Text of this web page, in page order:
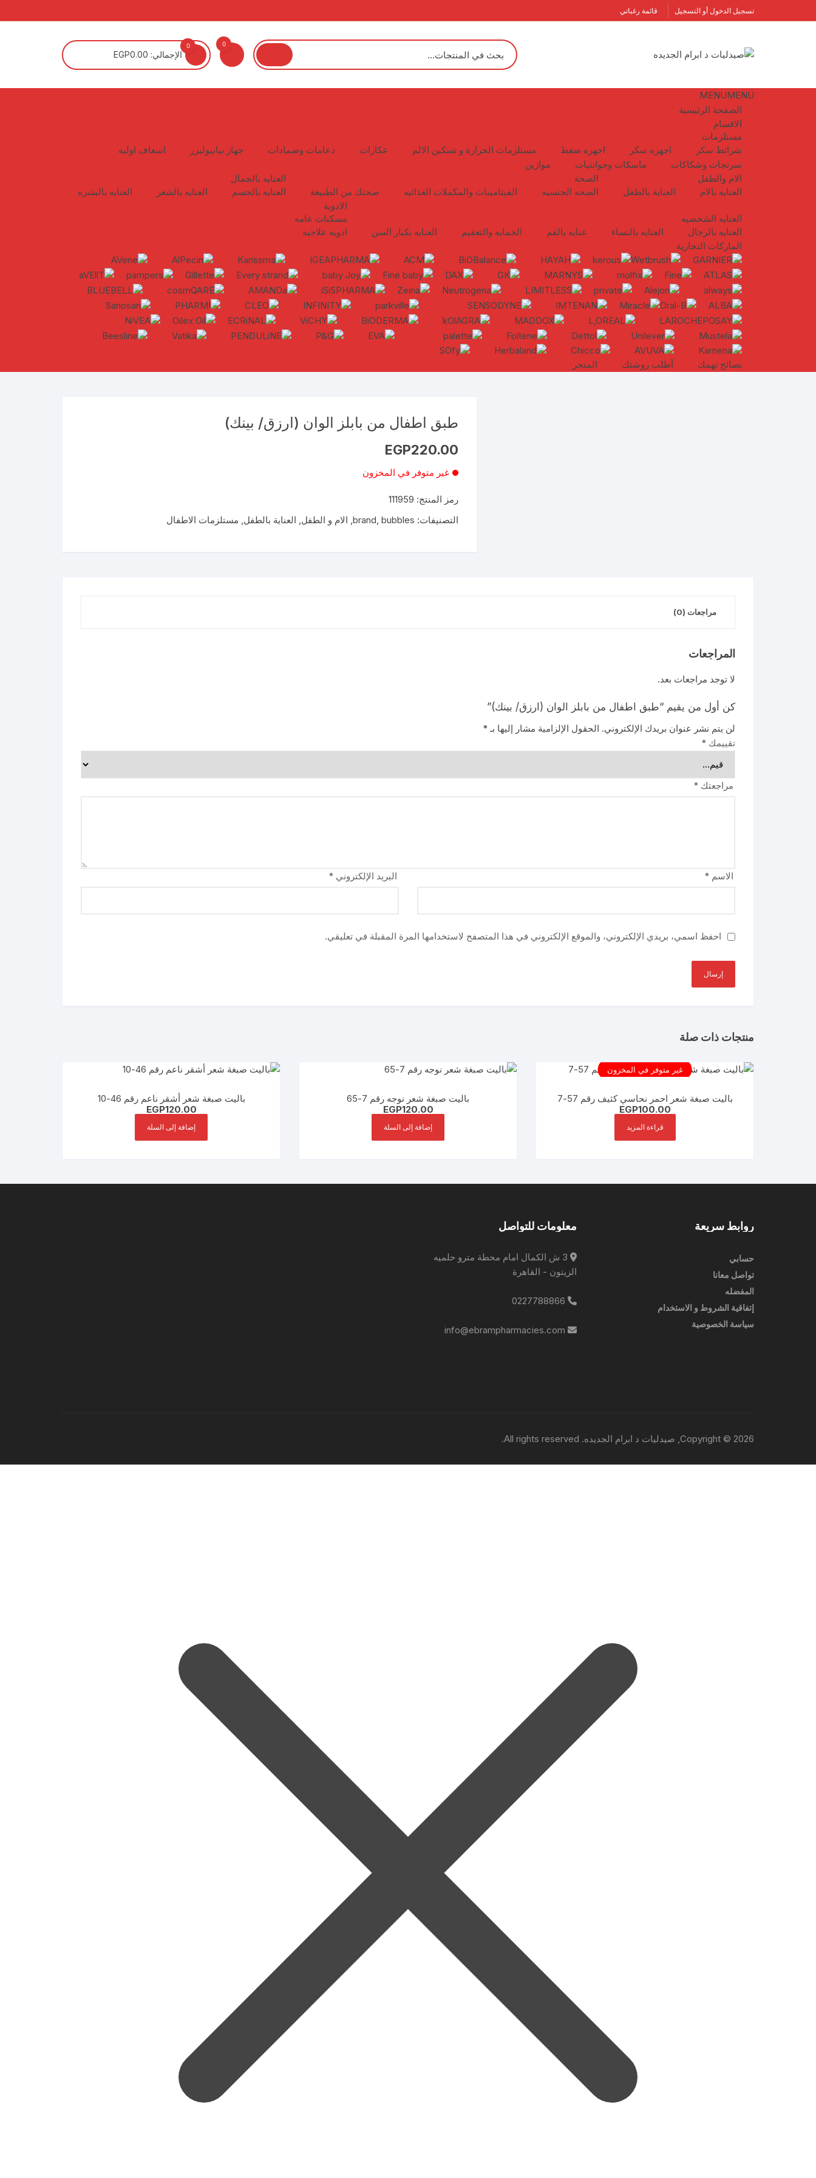
إلى
تسجيل الدخول أو التسجيل قائمة رغباتي
0
0
الإجمالي: EGP0.00
MENUMENU
الصفحة الرئيسية
الاقسام
مستلزمات
شرائط سكر
اجهزه سكر اجهزه ضغط مستلزمات الحرارة و تسكين الالم عكازات دعامات وضمادات جهاز نيابيوليزر
اسعاف اوليه
سرنجات وشكاكات
ماسكات وجوانتيات
موازين
الام والطفل
العنايه بالام
العناية بالطفل
الصحة
الصحه الجنسيه
الفيتامينات والمكملات الغذائيه صحتك من الطبيعة
العنايه بالجمال
العنايه بالجسم
العنايه بالشعر العنايه بالبشره
العنايه الشخصيه
العنايه بالرجال
العنايه بالنساء عنايه بالفم الحمايه والتعقيم العنايه بكبار السن
الادوية
مسكنات عامه
ادويه علاجيه
الماركات التجارية
نصائح تهمك أطلب روشتك المتجر
طبق اطفال من بابلز الوان (ارزق/ بينك)
EGP220.00
غير متوفر في المخزون
رمز المنتج: 111959
التصنيفات:
brand bubbles الام و الطفل العناية بالطفل مستلزمات الاطفال
مراجعات (0)
المراجعات
لا توجد مراجعات بعد.
كن أول من يقيم “طبق اطفال من بابلز الوان (ارزق/ بينك)”
لن يتم نشر عنوان بريدك الإلكتروني. الحقول الإلزامية مشار إليها بـ *
تقييمك *
مراجعتك *
الاسم * البريد الإلكتروني *
احفظ اسمي، بريدي الإلكتروني، والموقع الإلكتروني في هذا المتصفح لاستخدامها المرة المقبلة في تعليقي.
منتجات ذات صلة
غير متوفر في المخزون
باليت صبغة شعر احمر نحاسي كثيف رقم 57-7
EGP100.00
قراءة المزيد
باليت صبغة شعر نوجه رقم 7-65
EGP120.00
إضافة إلى السلة
باليت صبغة شعر أشقر ناعم رقم 46-10
EGP120.00
إضافة إلى السلة
روابط سريعة
حسابي
تواصل معانا
المفضله
إتفاقية الشروط و الاستخدام
سياسة الخصوصية
معلومات للتواصل
3 ش الكمال امام محطة مترو حلميه
الزيتون - القاهرة
Copyright © 2026, صيدليات د ابرام الجديده. All rights reserved.